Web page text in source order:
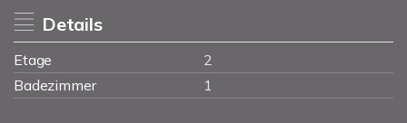
Details
Etage
2
Badezimmer
1